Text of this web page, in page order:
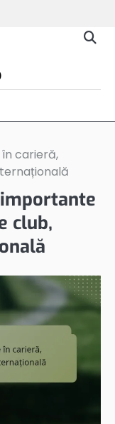
carieră,
club,